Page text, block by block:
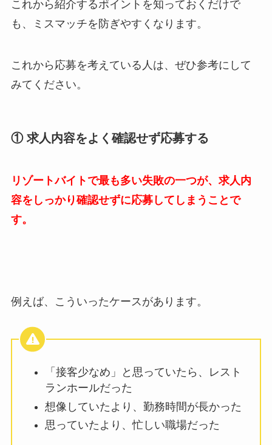
これから紹介するポイントを知っておくだけで
も、ミスマッチを防ぎやすくなります。
これから応募を考えている人は、ぜひ参考にして
みてください。
① 求人内容をよく確認せず応募する
リゾートバイトで最も多い失敗の一つが、求人内
容をしっかり確認せずに応募してしまうことで
す。
例えば、こういったケースがあります。
「接客少なめ」と思っていたら、レスト
ランホールだった
想像していたより、勤務時間が長かった
思っていたより、忙しい職場だった